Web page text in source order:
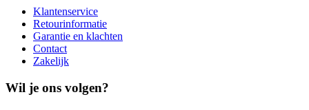
Klantenservice
Retourinformatie
Garantie en klachten
Contact
Zakelijk
Wil je ons volgen?